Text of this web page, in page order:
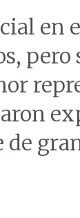
en
pero